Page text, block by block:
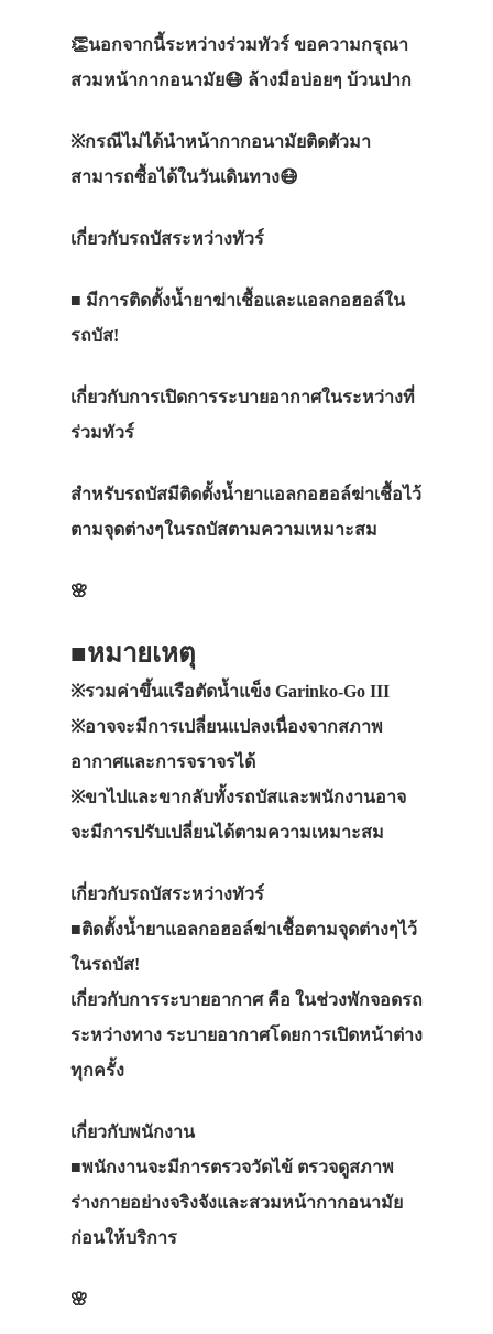
👏นอกจากนี้ระหว่างร่วมทัวร์ ขอความกรุณา
สวมหน้ากากอนามัย😷 ล้างมือบ่อยๆ บ้วนปาก
※กรณีไม่ได้นำหน้ากากอนามัยติดตัวมา
สามารถซื้อได้ในวันเดินทาง😷
เกี่ยวกับรถบัสระหว่างทัวร์
■ มีการติดตั้งน้ำยาฆ่าเชื้อและแอลกอฮอล์ใน
รถบัส!
เกี่ยวกับการเปิดการระบายอากาศในระหว่างที่
ร่วมทัวร์
สำหรับรถบัสมีติดตั้งน้ำยาแอลกอฮอล์ฆ่าเชื้อไว้
ตามจุดต่างๆในรถบัสตามความเหมาะสม
🌸
■หมายเหตุ
※รวมค่าขึ้นเเรือตัดน้ำแข็ง Garinko-Go III
※อาจจะมีการเปลี่ยนแปลงเนื่องจากสภาพ
อากาศและการจราจรได้
※ขาไปและขากลับทั้งรถบัสและพนักงานอาจ
จะมีการปรับเปลี่ยนได้ตามความเหมาะสม
เกี่ยวกับรถบัสระหว่างทัวร์
■ติดตั้งน้ำยาแอลกอฮอล์ฆ่าเชื้อตามจุดต่างๆไว้
ในรถบัส!
เกี่ยวกับการระบายอากาศ คือ ในช่วงพักจอดรถ
ระหว่างทาง ระบายอากาศโดยการเปิดหน้าต่าง
ทุกครั้ง
เกี่ยวกับพนักงาน
■พนักงานจะมีการตรวจวัดไข้ ตรวจดูสภาพ
ร่างกายอย่างจริงจังและสวมหน้ากากอนามัย
ก่อนให้บริการ
🌸